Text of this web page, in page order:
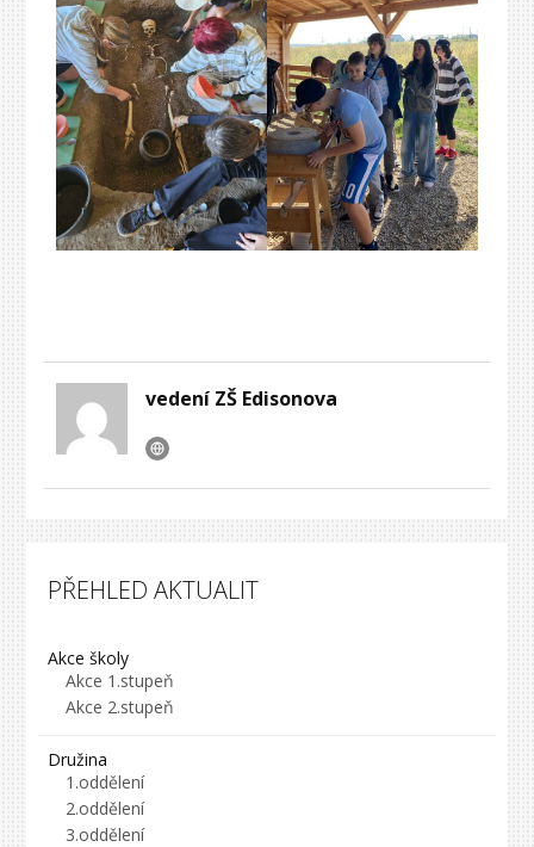
vedení ZŠ Edisonova
PŘEHLED AKTUALIT
Akce školy
Akce 1.stupeň
Akce 2.stupeň
Družina
1.oddělení
2.oddělení
3.oddělení